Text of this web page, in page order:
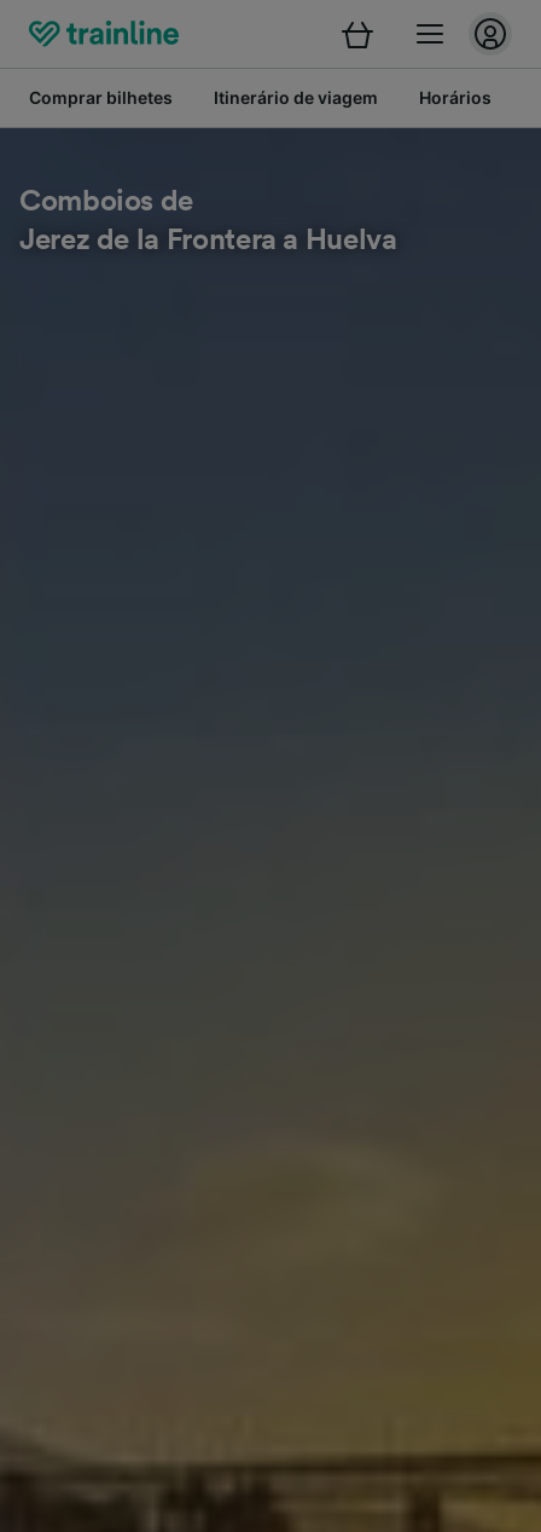
Comprar bilhetes Itinerário de viagem Horários
Comboios de
Jerez de la Frontera a Huelva